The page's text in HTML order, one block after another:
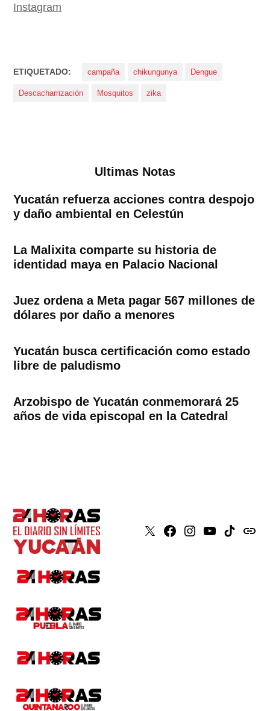
Instagram
ETIQUETADO: campaña chikungunya Dengue
Descacharrización Mosquitos zika
Ultimas Notas
Yucatán refuerza acciones contra despojo
y daño ambiental en Celestún
La Malixita comparte su historia de
identidad maya en Palacio Nacional
Juez ordena a Meta pagar 567 millones de
dólares por daño a menores
Yucatán busca certificación como estado
libre de paludismo
Arzobispo de Yucatán conmemorará 25
años de vida episcopal en la Catedral
X Faceboook
Instagram
YoutubeTiktokissuu